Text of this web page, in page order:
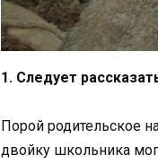
1. Следует
Порой родительское
двойку школьника